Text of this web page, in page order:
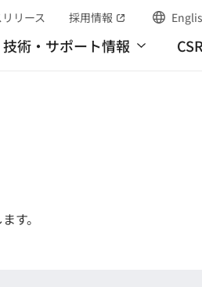
技術・サポート情報
リース 採用情報 （別窓で開く
す。